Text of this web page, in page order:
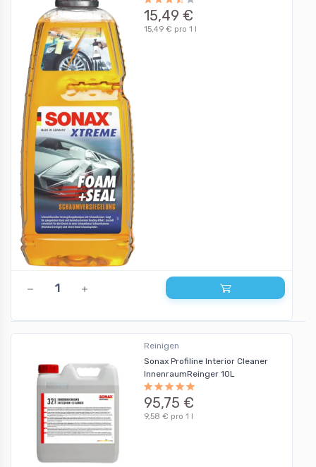
15,49 €
15,49 € pro 1 l
Reinigen
Sonax Profiline Interior Cleaner
InnenraumReinger 10L
95,75 €
9,58 € pro 1 l